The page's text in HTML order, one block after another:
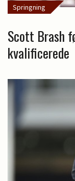
Springning
Scott Brash
kvalificerede